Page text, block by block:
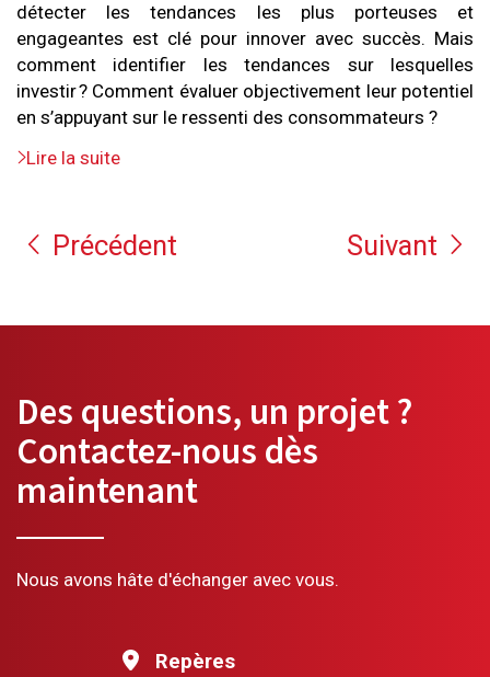
détecter les tendances les plus porteuses et
engageantes est clé pour innover avec succès. Mais
comment identifier les tendances sur lesquelles
investir ? Comment évaluer objectivement leur potentiel
en s’appuyant sur le ressenti des consommateurs ?
Lire la suite
Précédent Suivant
Des questions, un projet ?
Contactez-nous dès
maintenant
Nous avons hâte d'échanger avec vous.
Repères